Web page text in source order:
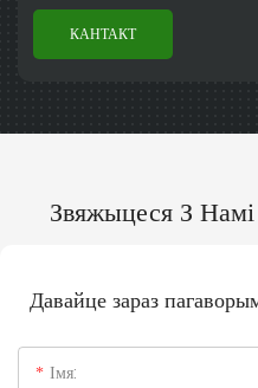
КАНТАКТ
Звяжыцеся З
Давайце зараз
Імя: